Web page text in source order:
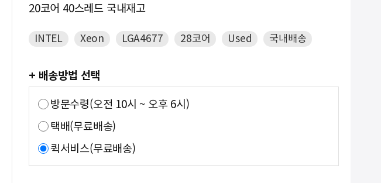
20코어 40스레드 국내재고
INTEL Xeon LGA4677 28코어 Used 국내배송
+ 배송방법 선택
방문수령(오전 10시 ~ 오후 6시)
택배(무료배송)
퀵서비스(무료배송)